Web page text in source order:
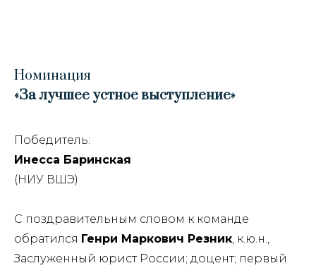
Номинация
«За лучшее устное выступление»
Победитель:
Инесса Баринская
(НИУ ВШЭ)
С поздравительным словом к команде
обратился Генри Маркович Резник , к.ю.н.,
Заслуженный юрист России; доцент; первый